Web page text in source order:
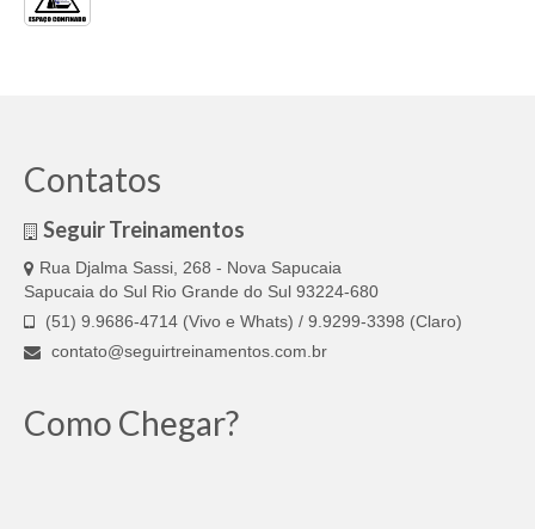
Contatos
Seguir Treinamentos
Rua Djalma Sassi, 268 - Nova Sapucaia
Sapucaia do Sul Rio Grande do Sul 93224-680
(51) 9.9686-4714 (Vivo e Whats) / 9.9299-3398 (Claro)
contato@seguirtreinamentos.com.br
Como Chegar?